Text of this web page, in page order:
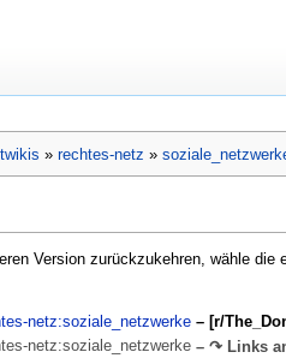
» rechtes-netz »
Version zurückzukehren, wähle
netz:soziale_netzwerke – [r/
netz:soziale_netzwerke– ↷ Links